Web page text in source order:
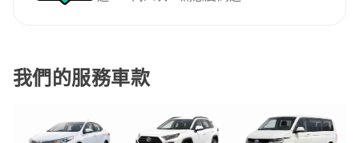
我們的服務車款